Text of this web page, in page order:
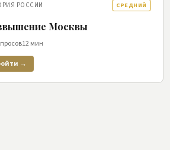
РОССИИ СРЕДНИЙ
Москвы
12мин
→